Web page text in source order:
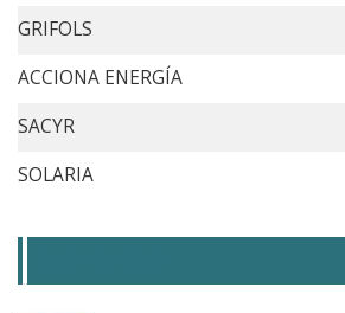
GRIFOLS
ACCIONA ENERGÍA
SACYR
SOLARIA